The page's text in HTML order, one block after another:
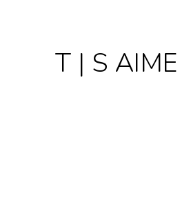
T | S AIME